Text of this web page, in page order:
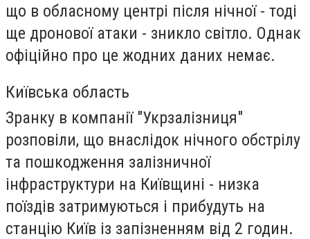
що в обласному центрі після нічної - тоді
ще дронової атаки - зникло світло. Однак
офіційно про це жодних даних немає.
Київська область
Зранку в компанії "Укрзалізниця"
розповіли, що внаслідок нічного обстрілу
та пошкодження залізничної
інфраструктури на Київщині - низка
поїздів затримуються і прибудуть на
станцію Київ із запізненням від 2 годин.